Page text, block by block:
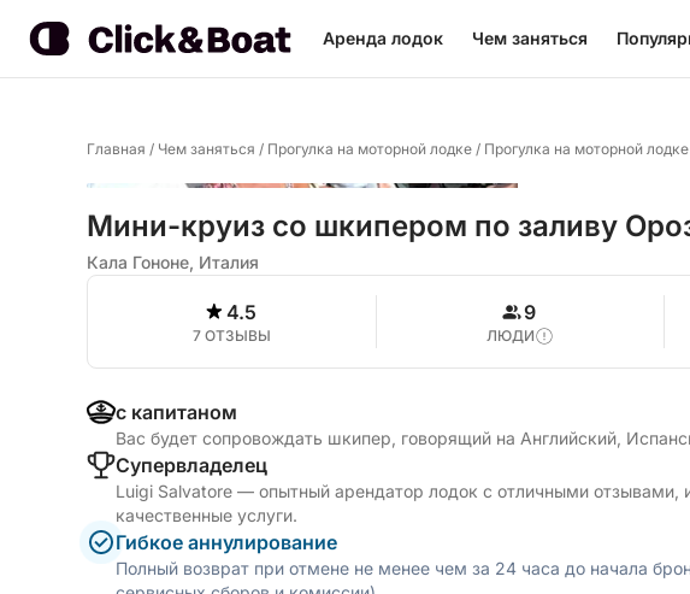
Аренда лодок Чем заняться
Главная / Чем заняться / Прогулка на моторной лодке / Прогулка на моторной
Мини-круиз со шкипером по заливу
Кала Гононе, Италия
4.5
7 ОТЗЫВЫ
9
ЛЮДИ
с капитаном
Вас будет сопровождать шкипер, говорящий на Английский,
Cупервладелец
Luigi Salvatore — опытный арендатор лодок с отличными отзывами,
качественные услуги.
Гибкое аннулирование
Полный возврат при отмене не менее чем за 24 часа до начала